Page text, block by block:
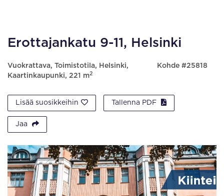
Erottajankatu 9-11, Helsinki
Vuokrattava, Toimistotila, Helsinki,
Kaartinkaupunki, 221 m2
Kohde #25818
Lisää suosikkeihin Tallenna PDF
Jaa